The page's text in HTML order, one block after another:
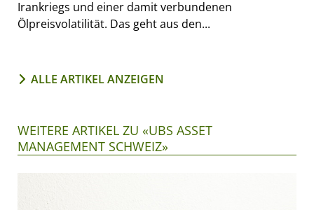
Irankriegs und einer damit verbundenen
Ölpreisvolatilität. Das geht aus den...
ALLE ARTIKEL ANZEIGEN
WEITERE ARTIKEL ZU «UBS ASSET
MANAGEMENT SCHWEIZ»